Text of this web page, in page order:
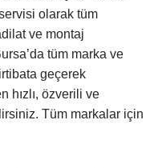
olarak tüm
ve montaj
tüm marka ve
geçerek
hızlı, özverili ve
Tüm markalar için